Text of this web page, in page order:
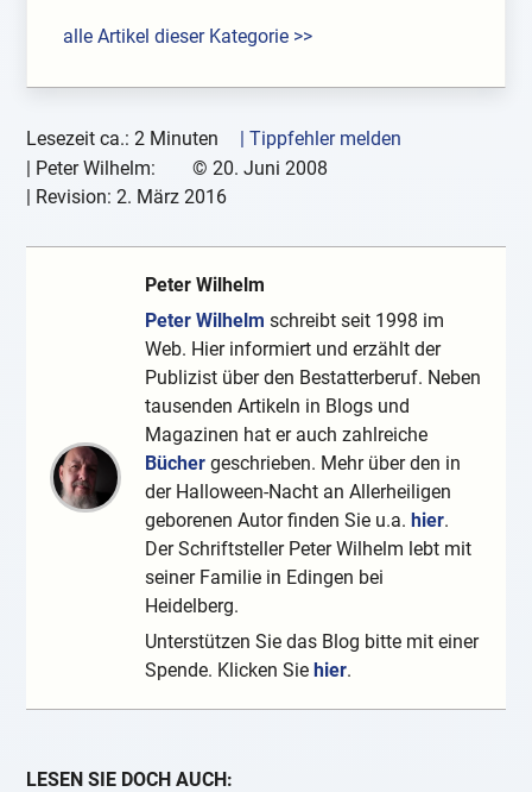
alle Artikel dieser Kategorie >>
Lesezeit ca.: 2 Minuten
| Tippfehler melden
| Peter Wilhelm: © 20. Juni 2008
| Revision:2. März 2016
Peter Wilhelm
Peter Wilhelm schreibt seit 1998 im
Web. Hier informiert und erzählt der
Publizist über den Bestatterberuf. Neben
tausenden Artikeln in Blogs und
Magazinen hat er auch zahlreiche
Bücher geschrieben. Mehr über den in
der Halloween-Nacht an Allerheiligen
geborenen Autor finden Sie u.a.hier.
Der Schriftsteller Peter Wilhelm lebt mit
seiner Familie in Edingen bei
Heidelberg.
Unterstützen Sie das Blog bitte mit einer
Spende. Klicken Siehier.
LESEN SIE DOCH AUCH: